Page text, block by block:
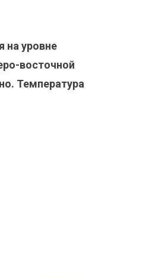
на уровне
восточной
Температура